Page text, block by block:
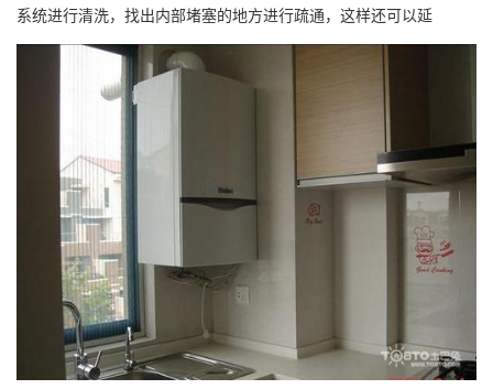
系统进行清洗，找出内部堵塞的地方进行疏通，这样还可以延